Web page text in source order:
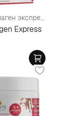
Капсулы "Коллаген экспресс"
Express